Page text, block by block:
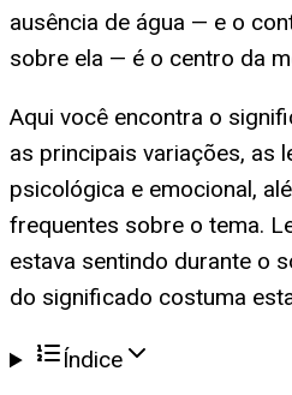
ausência de água — e o
sobre ela — é o centro da
Aqui você encontra o
as principais variações, as
psicológica e emocional,
frequentes sobre o tema.
estava sentindo durante o
do significado costuma
Índice